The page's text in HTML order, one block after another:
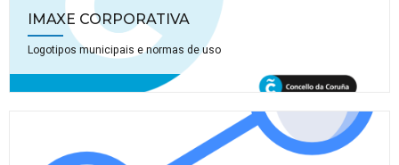
IMAXE CORPORATIVA
Logotipos municipais e normas de uso